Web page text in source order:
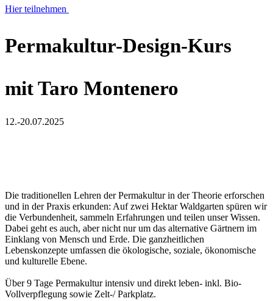
Hier teilnehmen
Permakultur-Design-Kurs
mit Taro Montenero
12.-20.07.2025
Die traditionellen Lehren der Permakultur in der Theorie erforschen
und in der Praxis erkunden: Auf zwei Hektar Waldgarten spüren wir
die Verbundenheit, sammeln Erfahrungen und teilen unser Wissen.
Dabei geht es auch, aber nicht nur um das alternative Gärtnern im
Einklang von Mensch und Erde. Die ganzheitlichen
Lebenskonzepte umfassen die ökologische, soziale, ökonomische
und kulturelle Ebene.
Über 9 Tage Permakultur intensiv und direkt leben- inkl. Bio-
Vollverpflegung sowie Zelt-/ Parkplatz.